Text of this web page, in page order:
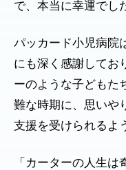
で、本当に幸運でし
パッカード小児病院
にも深く感謝してお
ーのような子どもた
難な時期に、思いや
支援を受けられるよ
「カーターの人生